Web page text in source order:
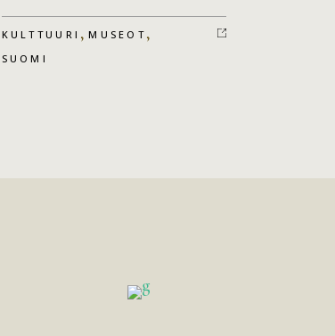
KULTTUURI ,MUSEOT ,
SUOMI